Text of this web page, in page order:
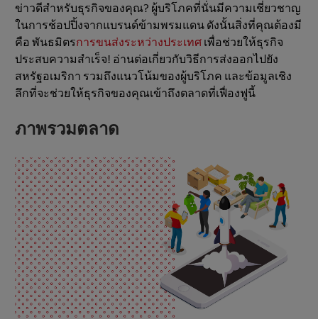
ข่าวดีสําหรับธุรกิจของคุณ? ผู้บริโภคที่นั่นมีความเชี่ยวชาญ
ในการช้อปปิ้งจากแบรนด์ข้ามพรมแดน ดังนั้นสิ่งที่คุณต้องมี
คือ พันธมิตรการขนส่งระหว่างประเทศ เพื่อช่วยให้ธุรกิจ
ประสบความสำเร็จ! อ่านต่อเกี่ยวกับวิธีการส่งออกไปยัง
สหรัฐอเมริกา รวมถึงแนวโน้มของผู้บริโภค และข้อมูลเชิง
ลึกที่จะช่วยให้ธุรกิจของคุณเข้าถึงตลาดที่เฟื่องฟูนี้
ภาพรวมตลาด